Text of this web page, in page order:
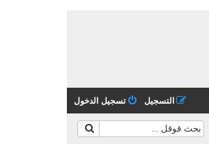
تسجيل الدخول التسجيل